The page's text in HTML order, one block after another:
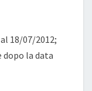
18/07/2012;
dopo la data